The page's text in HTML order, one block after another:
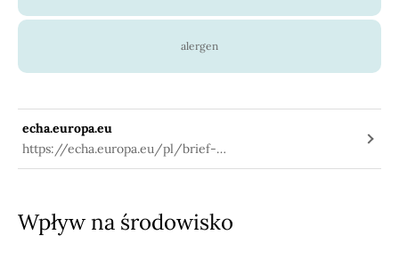
alergen
echa.europa.eu
https://echa.europa.eu/pl/brief-
profile/-/briefprofile/100.105.524
Wpływ na środowisko